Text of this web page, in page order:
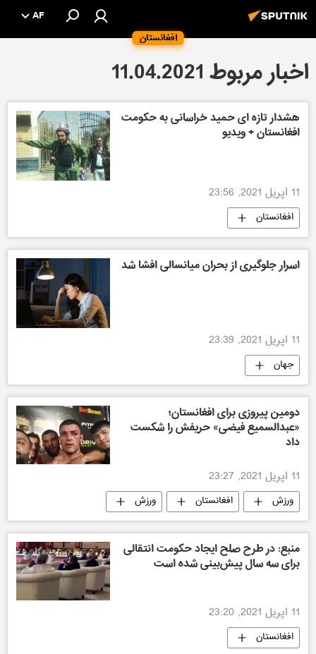
افغانستان
AF
اخبار مربوط 11.04.2021
هشدار تازه ای حمید خراسانی به حکومت
افغانستان + ویدیو
11 اپریل 2021, 23:56
افغانستان
اسرار جلوگیری از بحران میانسالی افشا شد
11 اپریل 2021, 23:39
جهان
دومین پیروزی برای افغانستان؛
«عبدالسمیع فیضی» حریفش را شکست
داد
11 اپریل 2021, 23:27
ورزش افغانستان
ورزش
ورزش افغانستان
منبع: در طرح صلح ایجاد حکومت انتقالی
برای سه سال پیش‌بینی شده است
11 اپریل 2021, 23:20
افغانستان